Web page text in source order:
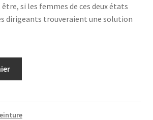
si les femmes de ces deux états
dirigeants trouveraient une solution